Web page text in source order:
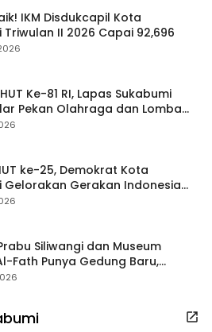
IKM Disdukcapil Kota
Triwulan II 2026 Capai 92,696
Ke-81 RI, Lapas Sukabumi
Pekan Olahraga dan Lomba
ke-25, Demokrat Kota
Gelorakan Gerakan Indonesia
Aksi Bersih Masjid Agung
Siliwangi dan Museum
Fath Punya Gedung Baru,
Koleksi Dipisahkan